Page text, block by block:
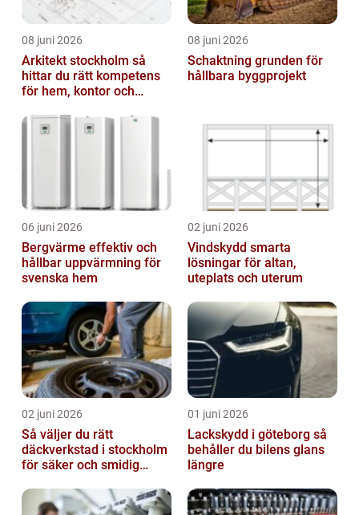
08 juni 2026
Arkitekt stockholm så
hittar du rätt kompetens
för hem, kontor och
08 juni 2026
Schaktning grunden för
hållbara byggprojekt
06 juni 2026
Bergvärme effektiv och
hållbar uppvärmning för
svenska hem
02 juni 2026
Vindskydd smarta
lösningar för altan,
uteplats och uterum
02 juni 2026
Så väljer du rätt
däckverkstad i stockholm
för säker och smidig
01 juni 2026
Lackskydd i göteborg så
behåller du bilens glans
längre